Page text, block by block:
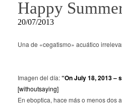
Happy
20/07/2013
Una de «cegatismo» acuático
Imagen del día:“On July 18, 2013 –
[withoutsaying]
En eboptica, hace más o menos dos